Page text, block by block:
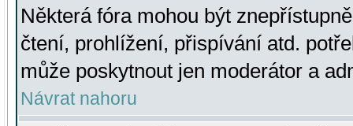
Některá fóra mohou být
čtení, prohlížení, přispívání atd.
může poskytnout jen moderátor a
Návrat nahoru